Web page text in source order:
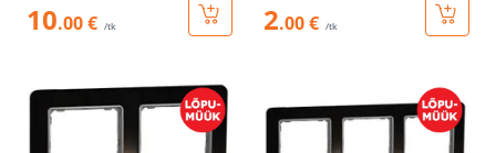
10.00 € /tk 2.00 € /tk